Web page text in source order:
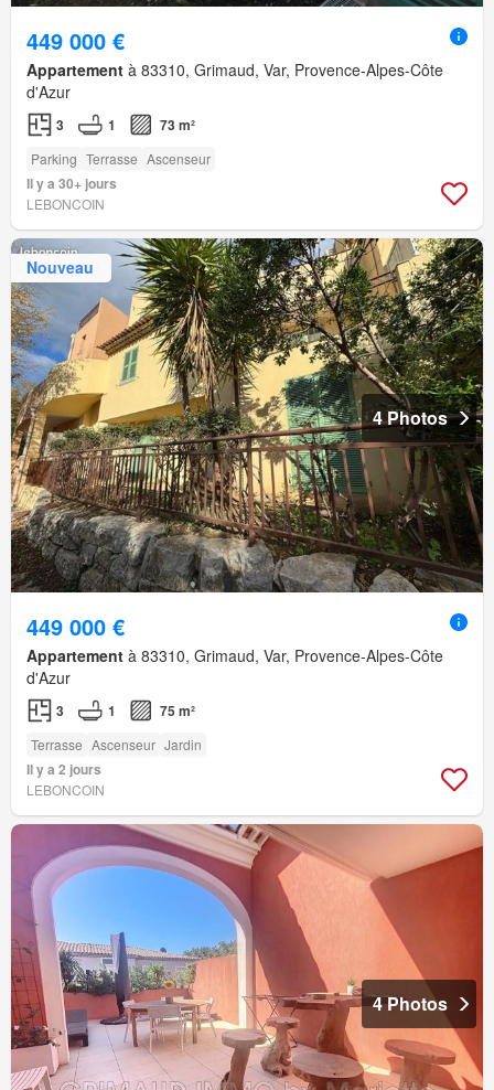
449 000 €
Appartement à 83310, Grimaud, Var, Provence-Alpes-Côte
d'Azur
3 1 73 m²
Parking Terrasse Ascenseur
Il y a 30+ jours
LEBONCOIN
Nouveau
4 Photos
449 000 €
Appartement à 83310, Grimaud, Var, Provence-Alpes-Côte
d'Azur
3 1 75 m²
Terrasse Ascenseur Jardin
Il y a 2 jours
LEBONCOIN
4 Photos